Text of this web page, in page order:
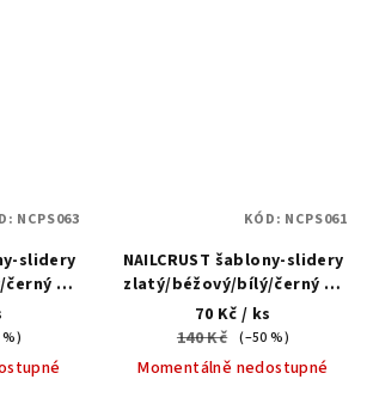
slidery
#7
%)
NCPS063
NAILCRUST šablony-slidery
zlatý/béžový/bílý/černý #2
- Vodolepka
70 Kč / ks
140 Kč (–50 %)
Momentálně nedostupné
KÓD: NCPS061